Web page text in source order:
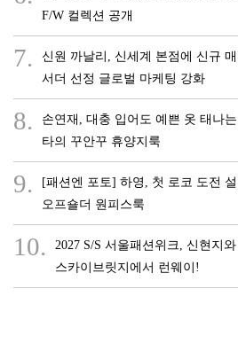
F/W 컬렉션 공개
7.
신원 까날리, 신세계 본점에 신규
서더 선정 글로벌 마케팅 강화
8.
손연재, 대충 입어도 예쁜 옷 태나
타의 꾸안꾸 휴양지룩
9.
[패션엔 포토] 하영, 첫 로코 도전
오프숄더 원피스룩
10.
2027 S/S 서울패션위크, 신현지
스카이브릿지에서 런웨이!